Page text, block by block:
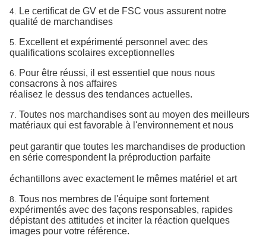
4.
Le certificat de GV et de FSC vous assurent notre
qualité de marchandises
5.
Excellent et expérimenté personnel avec des
qualifications scolaires exceptionnelles
6.
Pour être réussi, il est essentiel que nous nous
consacrons à nos affaires
réalisez le dessus des tendances actuelles.
7. Toutes nos marchandises sont au moyen des meilleurs
matériaux qui est favorable à l'environnement et nous
peutgarantir que toutes les marchandises de production
en série correspondent la préproduction parfaite
échantillons avec exactement le mêmes matériel et art
8. Tous nos membres de l'équipe sont fortement
expérimentés avec des façons responsables, rapides
dépistantdes attitudes et inciter la réaction quelques
images pour votre référence.